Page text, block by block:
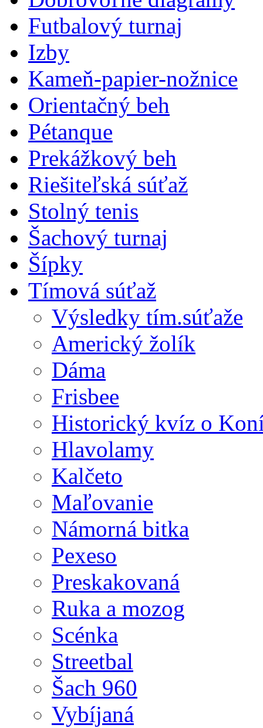
Futbalový turnaj
Izby
Kameň-papier-nožnice
Orientačný beh
Pétanque
Prekážkový beh
Riešiteľská súťaž
Stolný tenis
Šachový turnaj
Šípky
Tímová súťaž
Výsledky tím.súťaže
Americký žolík
Dáma
Frisbee
Historický kvíz o
Hlavolamy
Kalčeto
Maľovanie
Námorná bitka
Pexeso
Preskakovaná
Ruka a mozog
Scénka
Streetbal
Šach 960
Vybíjaná